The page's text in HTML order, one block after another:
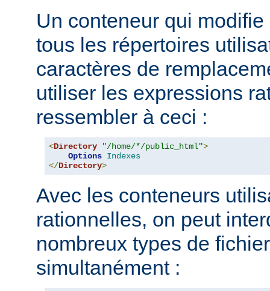
Un conteneur qui
tous les répertoires
caractères de
utiliser les expressions
ressembler à ceci :
<Directory "/home/*/public_html">
Options Indexes
</Directory>
Avec les conteneurs
rationnelles, on peut
nombreux types de
simultanément :